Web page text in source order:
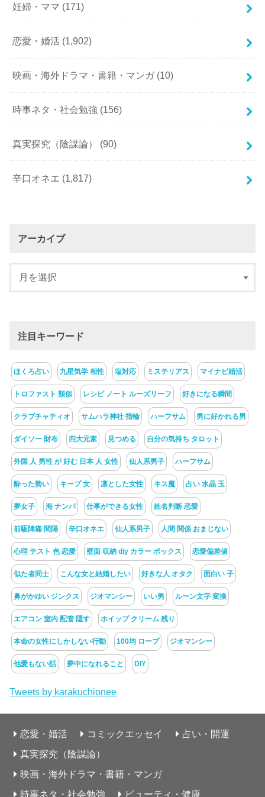
妊婦・ママ (171)
恋愛・婚活 (1,902)
映画・海外ドラマ・書籍・マンガ (10)
時事ネタ・社会勉強 (156)
真実探究（陰謀論） (90)
辛口オネエ (1,817)
アーカイブ
注目キーワード
ほくろ占い 九星気学 相性 塩対応 ミステリアス マイナビ婚活
トロファスト 類似 レシピ ノート ルーズリーフ 好きになる瞬間
クラブチャティオ サムハラ神社 指輪 ハーフサム 男に好かれる男
ダイソー 財布 四大元素 見つめる 自分の気持ち タロット
外国 人 男性 が 好む 日本 人 女性 仙人系男子 ハーフサム
酔った勢い キープ 女 凛とした女性 キス魔 占い 水晶 玉
夢女子 海 ナンパ 仕事ができる女性 姓名判断 恋愛
前駆陣痛 間隔 辛口オネエ 仙人系男子 人間 関係 おまじない
心理 テスト 色 恋愛 壁面 収納 diy カラー ボックス 恋愛偏差値
似た者同士 こんな女と結婚したい 好きな人 オタク 面白い 子
鼻がかゆい ジンクス ジオマンシー いい男 ルーン文字 変換
エアコン 室内 配管 隠す ホイップ クリーム 残り
本命の女性にしかしない行動 100均 ロープ ジオマンシー
他愛もない話 夢中になれること DIY
Tweets by karakuchionee
恋愛・婚活 コミックエッセイ
占い・開運
真実探究（陰謀論）
映画・海外ドラマ・書籍・マンガ
時事ネタ・社会勉強
ビューティ・健康